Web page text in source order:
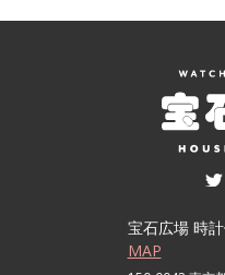
宝石広場 時
MAP